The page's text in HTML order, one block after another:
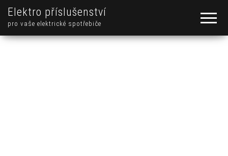
Elektro příslušenství
pro vaše elektrické spotřebiče